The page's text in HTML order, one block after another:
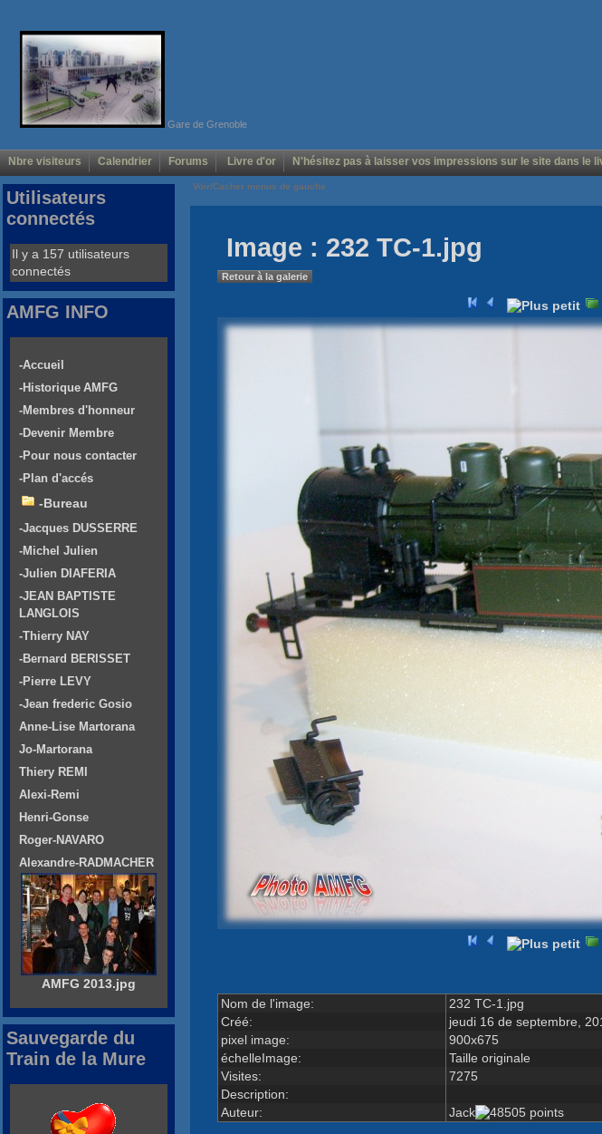
Gare de Grenoble
Nbre visiteurs Calendrier Forums Livre d'or N'hésitez pas à laisser vos impressions sur le site dans le
Voir/Cacher menus de gauche
Image : 232 TC-1.jpg
Retour à la galerie
Nom de l'image:
232 TC-1.jpg
Créé:
jeudi 16 de septembre,
pixel image:
900x675
échelleImage:
Taille originale
Visites:
7275
Description:
Auteur:
Jack
Utilisateurs
connectés
Il y a 157 utilisateurs
connectés
AMFG INFO
-Accueil
-Historique AMFG
-Membres d'honneur
-Devenir Membre
-Pour nous contacter
-Plan d'accés
-Bureau
-Jacques DUSSERRE
-Michel Julien
-Julien DIAFERIA
-JEAN BAPTISTE
LANGLOIS
-Thierry NAY
-Bernard BERISSET
-Pierre LEVY
-Jean frederic Gosio
Anne-Lise Martorana
Jo-Martorana
Thiery REMI
Alexi-Remi
Henri-Gonse
Roger-NAVARO
Alexandre-RADMACHER
AMFG 2013.jpg
Sauvegarde du
Train de la Mure